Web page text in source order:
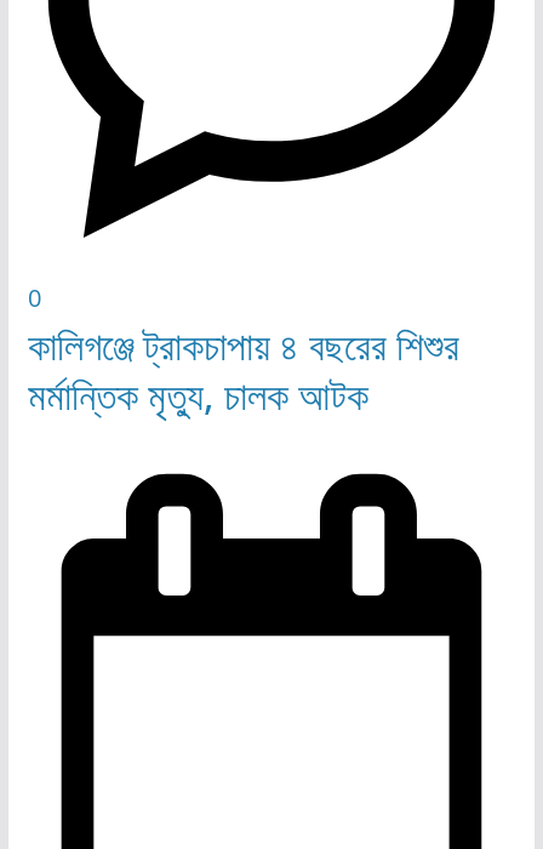
0
কালিগঞ্জে ট্রাকচাপায় ৪ বছরের শিশুর
মর্মান্তিক মৃত্যু, চালক আটক